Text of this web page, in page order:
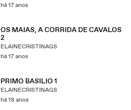
há 17 anos
OS MAIAS, A CORRIDA DE CAVALOS
2
ELAINECRISTINAGS
há 17 anos
PRIMO BASILIO 1
ELAINECRISTINAGS
há 18 anos